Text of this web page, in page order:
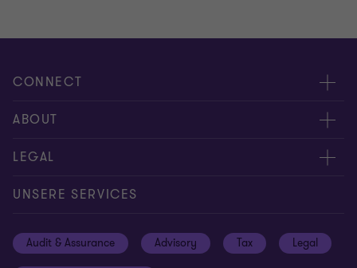
CONNECT
Kontakt
Experten
Hinweisgebersystem
ABOUT
Über uns
Karriere
Newsletter Anmeldung
LEGAL
Impressum
Informationspflichten DS-GVO
UNSERE SERVICES
Audit & Assurance Advisory Tax Legal